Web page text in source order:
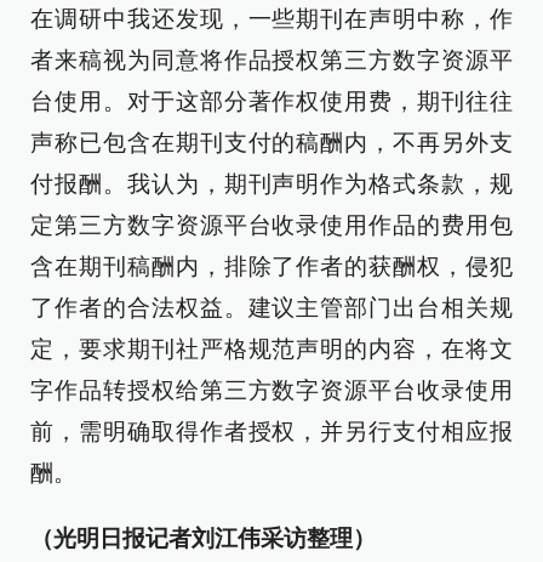
在调研中我还发现，一些期刊在声明中称，作
者来稿视为同意将作品授权第三方数字资源平
台使用。对于这部分著作权使用费，期刊往往
声称已包含在期刊支付的稿酬内，不再另外支
付报酬。我认为，期刊声明作为格式条款，规
定第三方数字资源平台收录使用作品的费用包
含在期刊稿酬内，排除了作者的获酬权，侵犯
了作者的合法权益。建议主管部门出台相关规
定，要求期刊社严格规范声明的内容，在将文
字作品转授权给第三方数字资源平台收录使用
前，需明确取得作者授权，并另行支付相应报
酬。
（光明日报记者刘江伟采访整理）